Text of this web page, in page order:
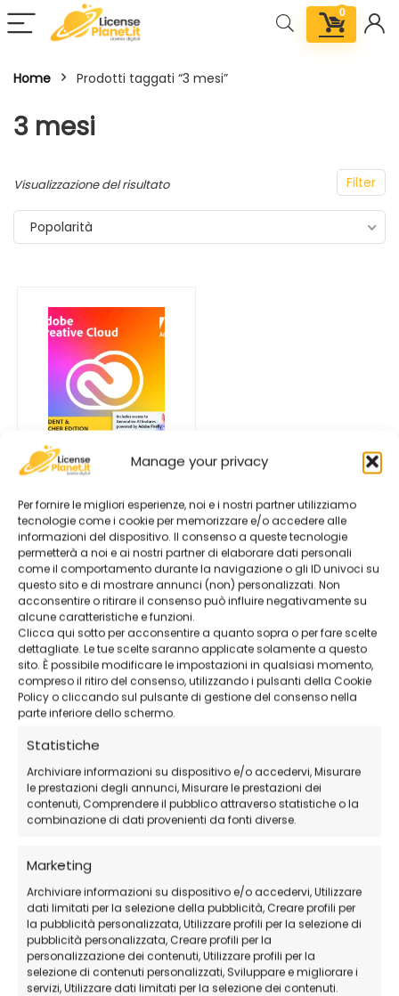
Manage your privacy
Per fornire le migliori esperienze, noi e i nostri partner utilizziamo
tecnologie come i cookie per memorizzare e/o accedere alle
informazioni del dispositivo. Il consenso a queste tecnologie
permetterà a noi e ai nostri partner di elaborare dati personali
come il comportamento durante la navigazione o gli ID univoci su
questo sito e di mostrare annunci (non) personalizzati. Non
acconsentire o ritirare il consenso può influire negativamente su
alcune caratteristiche e funzioni.
Clicca qui sotto per acconsentire a quanto sopra o per fare scelte
dettagliate. Le tue scelte saranno applicate solamente a questo
sito. È possibile modificare le impostazioni in qualsiasi momento,
compreso il ritiro del consenso, utilizzando i pulsanti della Cookie
Policy o cliccando sul pulsante di gestione del consenso nella
parte inferiore dello schermo.
Statistiche
Archiviare informazioni su dispositivo e/o accedervi, Misurare
le prestazioni degli annunci, Misurare le prestazioni dei
contenuti, Comprendere il pubblico attraverso statistiche o la
combinazione di dati provenienti da fonti diverse.
Marketing
Archiviare informazioni su dispositivo e/o accedervi, Utilizzare
dati limitati per la selezione della pubblicità, Creare profili per
la pubblicità personalizzata, Utilizzare profili per la selezione di
pubblicità personalizzata, Creare profili per la
personalizzazione dei contenuti, Utilizzare profili per la
selezione di contenuti personalizzati, Sviluppare e migliorare i
servizi, Utilizzare dati limitati per la selezione dei contenuti.
0
Home Prodotti taggati “3 mesi”
3 mesi
Filter
Visualizzazione del risultato
Popolarità
Adobe Creative Cloud
All Apps Student &
Teacher
39,26€-295,06€
Seleziona la
variazione